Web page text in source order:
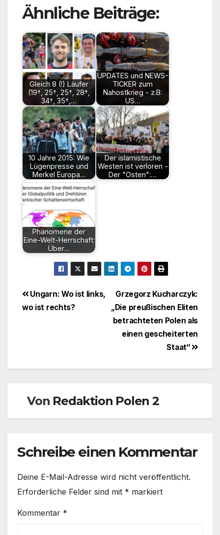
Ähnliche Beiträge:
Gleich 8 (!) Läufer
(19†, 25†, 25†, 28†,
34†, 35†,…
UPDATES und NEWS-
TICKER zum
Nahostkrieg - z.B:
US…
10 Jahre 2015: Wie
Lügenpresse und
Merkel Europa…
Der islamistische
Westen ist verloren -
Der "Osten":…
Phänomene der
Eine-Welt-Herrschaft:
Über…
Beitragsnavigation
Grzegorz Kucharczyk:
„Die preußischen Eliten
betrachteten Polen als
einen gescheiterten
Staat“
Ungarn: Wo ist links,
wo ist rechts?
Von Redaktion Polen 2
Schreibe einen Kommentar
Deine E-Mail-Adresse wird nicht veröffentlicht.
Erforderliche Felder sind mit * markiert
Kommentar *